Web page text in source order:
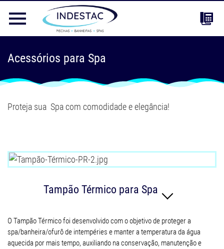
Acessórios para Spa
Proteja sua Spa com comodidade e elegância!
Tampão Térmico para Spa
O Tampão Térmico foi desenvolvido com o objetivo de proteger a
spa/banheira/ofurô de intempéries e manter a temperatura da água
aquecida por mais tempo, auxiliando na conservação, manutenção e